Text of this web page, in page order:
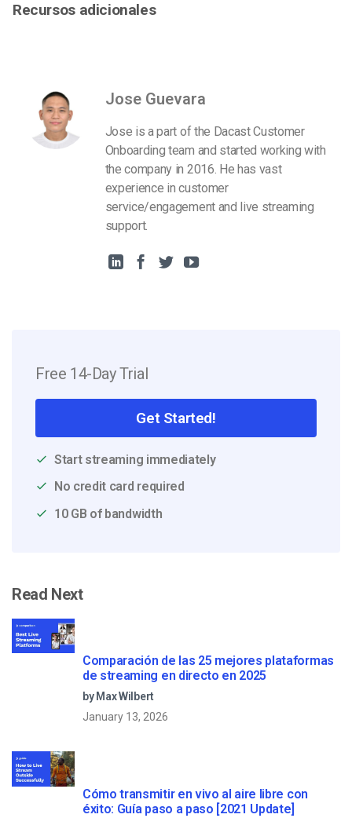
Recursos adicionales
Jose Guevara
Jose is a part of the Dacast Customer
Onboarding team and started working with
the company in 2016. He has vast
experience in customer
service/engagement and live streaming
support.
Free 14-Day Trial
Get Started!
Start streaming immediately
No credit card required
10 GB of bandwidth
Read Next
Comparación de las 25 mejores plataformas
de streaming en directo en 2025
by Max Wilbert
January 13, 2026
Cómo transmitir en vivo al aire libre con
éxito: Guía paso a paso [2021 Update]